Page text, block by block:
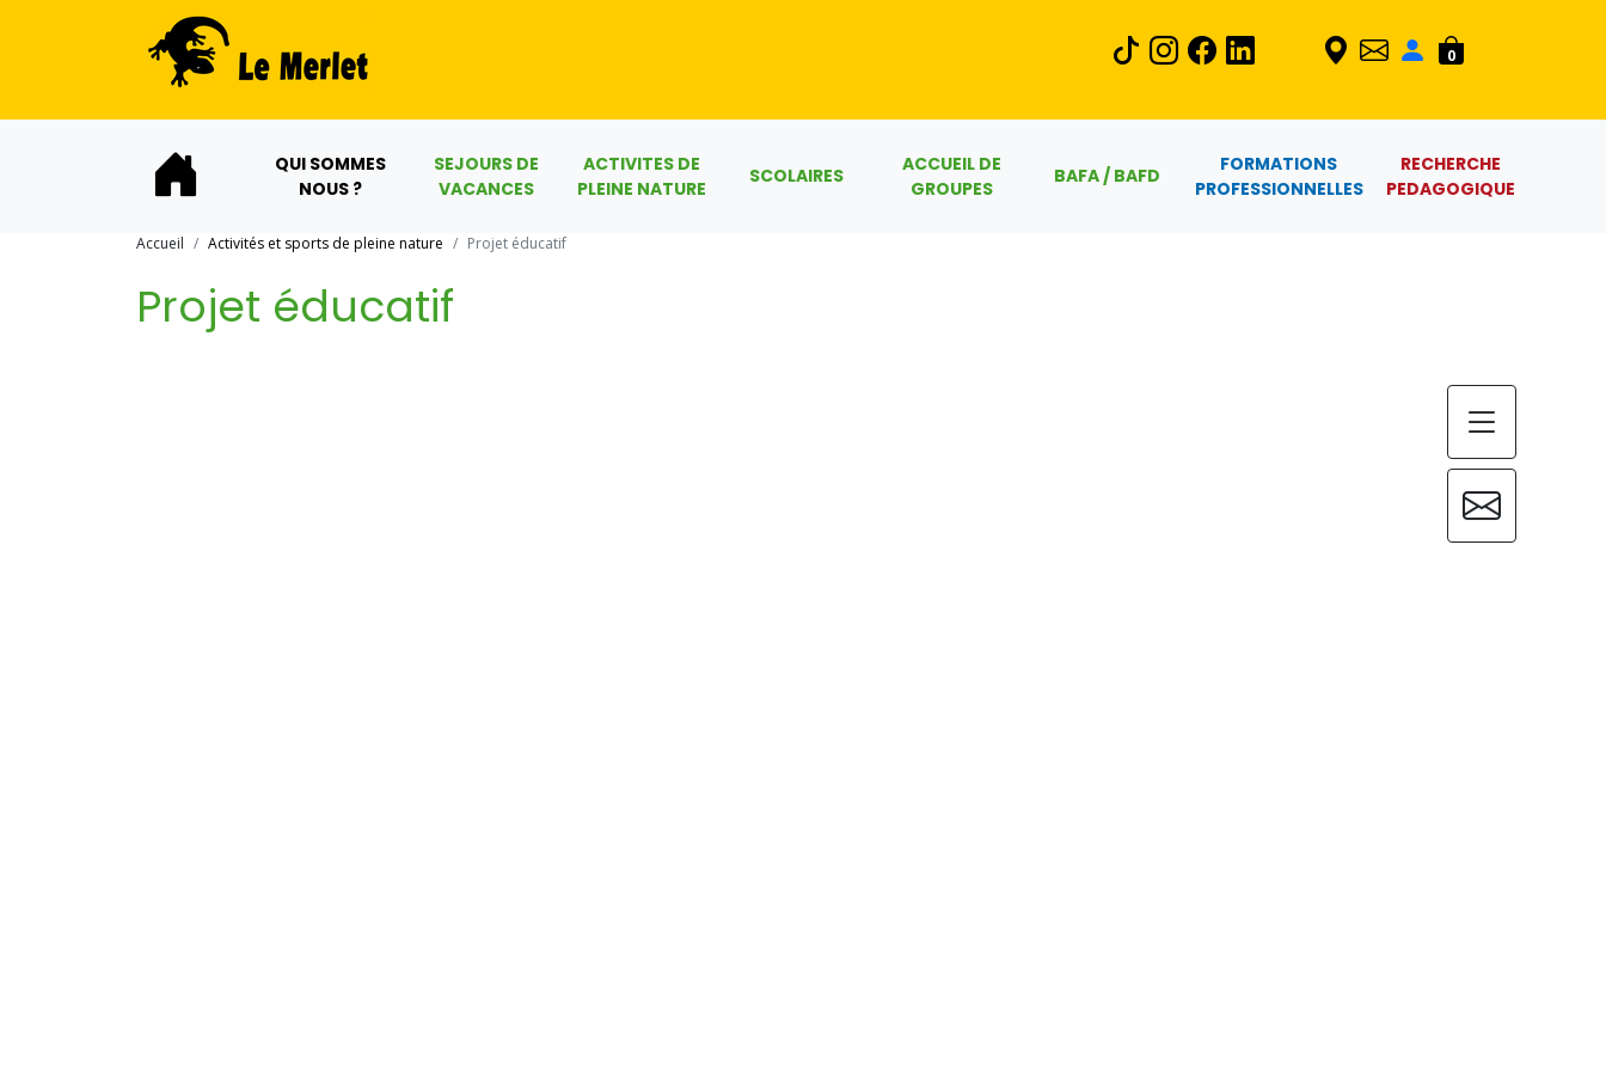
0
QUI SOMMES
NOUS ?
SEJOURS DE
VACANCES
ACTIVITES DE
PLEINE NATURE
SCOLAIRES
ACCUEIL DE
GROUPES
BAFA / BAFD
FORMATIONS
PROFESSIONNELLES
RECHERCHE
PEDAGOGIQUE
Accueil Activités et sports de pleine nature Projet éducatif
Projet éducatif